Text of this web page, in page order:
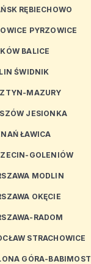
RĘBIECHOWO
PYRZOWICE
BALICE
ŚWIDNIK
MAZURY
JESIONKA
ŁAWICA
GOLENIÓW
MODLIN
OKĘCIE
RADOM
STRACHOWICE
GÓRA-BABIMOST